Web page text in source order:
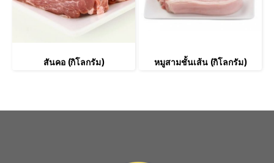
สันคอ (กิโลกรัม) หมูสามชั้นเส้น (กิโลกรัม)